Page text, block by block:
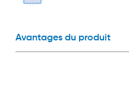
Avantages du produit